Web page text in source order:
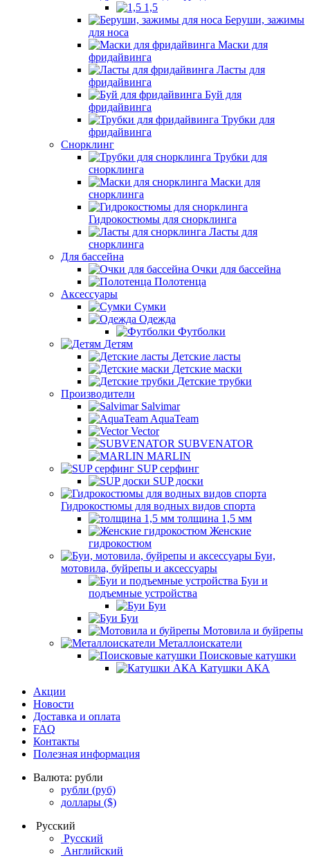
1,5
Беруши, зажимы
для носа
Маски для
фридайвинга
Ласты для
фридайвинга
Буй для
фридайвинга
Трубки для
фридайвинга
Снорклинг
Трубки для
снорклинга
Маски для
снорклинга
Гидрокостюмы для снорклинга
Ласты для
снорклинга
Для бассейна
Очки для бассейна
Полотенца
Аксессуары
Сумки
Одежда
Футболки
Детям
Детские ласты
Детские маски
Детские трубки
Производители
Salvimar
AquaTeam
Vector
SUBVENATOR
MARLIN
SUP серфинг
SUP доски
Гидрокостюмы для водных видов спорта
толщина 1,5 мм
Женские
гидрокостюм
Буи,
мотовила, буйрепы и аксессуары
Буи и
подъемные устройства
Буи
Буи
Мотовила и буйрепы
Металлоискатели
Поисковые катушки
Катушки АКА
Акции
Новости
Доставка и оплата
FAQ
Контакты
Полезная информация
Валюта: рубли
рубли (руб)
доллары ($)
Русский
Русский
Английский